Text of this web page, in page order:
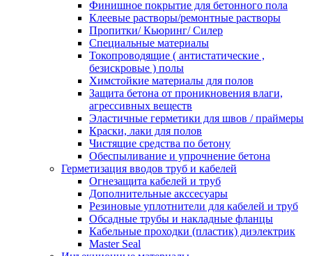
Финишное покрытие для бетонного пола
Клеевые растворы/ремонтные растворы
Пропитки/ Кьюринг/ Силер
Специальные материалы
Токопроводящие ( антистатические ,
безискровые ) полы
Химстойкие материалы для полов
Защита бетона от проникновения влаги,
агрессивных веществ
Эластичные герметики для швов / праймеры
Краски, лаки для полов
Чистящие средства по бетону
Обеспыливание и упрочнение бетона
Герметизация вводов труб и кабелей
Огнезащита кабелей и труб
Дополнительные акссесуары
Резиновые уплотнители для кабелей и труб
Обсадные трубы и накладные фланцы
Кабельные проходки (пластик) диэлектрик
Master Seal